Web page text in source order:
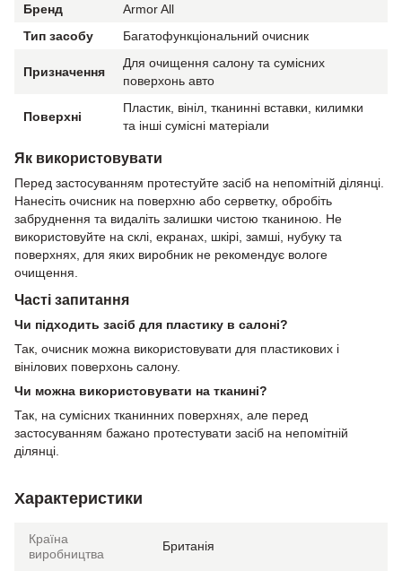
Бренд
Armor All
Тип засобу
Багатофункціональний очисник
Призначення
Для очищення салону та сумісних
поверхонь авто
Поверхні
Пластик, вініл, тканинні вставки, килимки
та інші сумісні матеріали
Як використовувати
Перед застосуванням протестуйте засіб на непомітній ділянці.
Нанесіть очисник на поверхню або серветку, обробіть
забруднення та видаліть залишки чистою тканиною. Не
використовуйте на склі, екранах, шкірі, замші, нубуку та
поверхнях, для яких виробник не рекомендує вологе
очищення.
Часті запитання
Чи підходить засіб для пластику в салоні?
Так, очисник можна використовувати для пластикових і
вінілових поверхонь салону.
Чи можна використовувати на тканині?
Так, на сумісних тканинних поверхнях, але перед
застосуванням бажано протестувати засіб на непомітній
ділянці.
Характеристики
Країна
виробництва
Британія